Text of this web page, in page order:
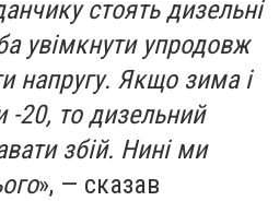
стоять дизельні
увімкнути упродовж
напругу. Якщо зима і
-20, то дизельний
збій. Нині ми
», — сказав